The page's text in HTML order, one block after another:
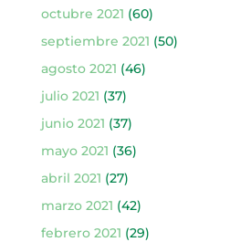
octubre 2021 (60)
septiembre 2021 (50)
agosto 2021 (46)
julio 2021 (37)
junio 2021 (37)
mayo 2021 (36)
abril 2021 (27)
marzo 2021 (42)
febrero 2021 (29)